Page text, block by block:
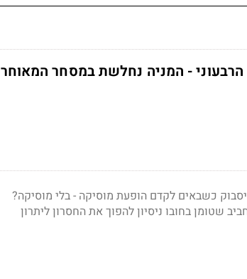
- המניה נחלשת במסחר המאוחר
כשבאים לקדם הופעת מוסיקה - בלי מוסיקה?
שטומן בחובו ניסיון להפוך את החסרון ליתרון